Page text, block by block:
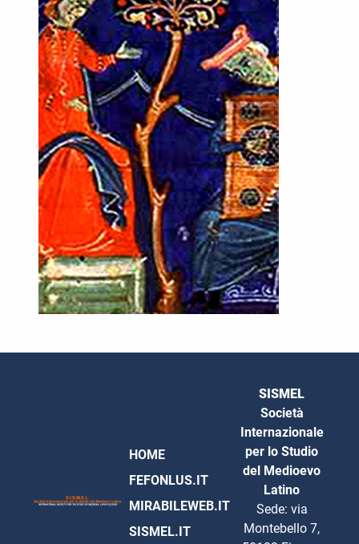
HOME
FEFONLUS.IT
MIRABILEWEB.IT
SISMEL.IT
SISMEL
Società
Internazionale
per lo Studio
del Medioevo
Latino
Sede: via
Montebello 7,